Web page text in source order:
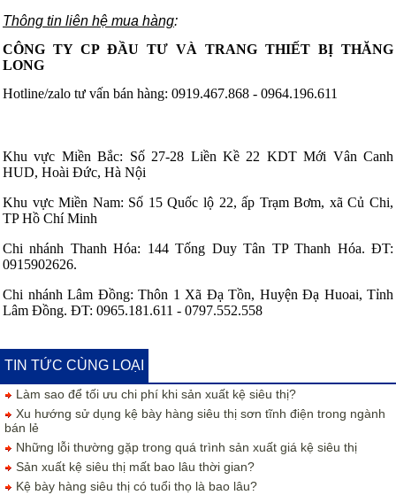
Thông tin liên hệ mua hàng:
CÔNG TY CP ĐẦU TƯ VÀ TRANG THIẾT BỊ THĂNG
LONG
Hotline/zalo tư vấn bán hàng: 0919.467.868 - 0964.196.611
Khu vực Miền Bắc: Số 27-28 Liền Kề 22 KDT Mới Vân Canh
HUD, Hoài Đức, Hà Nội
Khu vực Miền Nam: Số 15 Quốc lộ 22, ấp Trạm Bơm, xã Củ Chi,
TP Hồ Chí Minh
Chi nhánh Thanh Hóa: 144 Tống Duy Tân TP Thanh Hóa. ĐT:
0915902626.
Chi nhánh Lâm Đồng: Thôn 1 Xã Đạ Tồn, Huyện Đạ Huoai, Tỉnh
Lâm Đồng. ĐT: 0965.181.611 - 0797.552.558
TIN TỨC CÙNG LOẠI
Làm sao để tối ưu chi phí khi sản xuất kệ siêu thị?
Xu hướng sử dụng kệ bày hàng siêu thị sơn tĩnh điện trong ngành
bán lẻ
Những lỗi thường gặp trong quá trình sản xuất giá kệ siêu thị
Sản xuất kệ siêu thị mất bao lâu thời gian?
Kệ bày hàng siêu thị có tuổi thọ là bao lâu?